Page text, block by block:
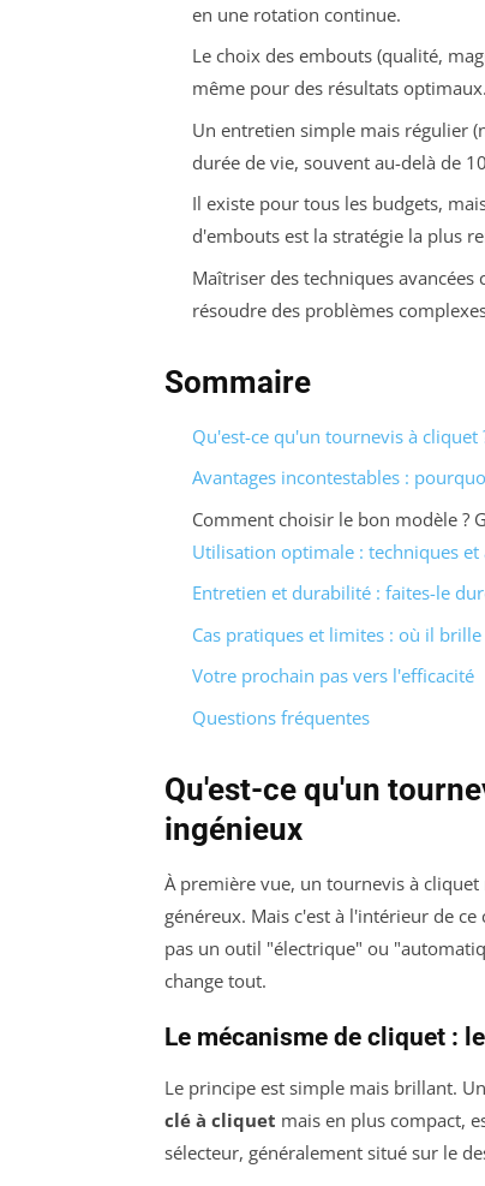
en une rotation continue.
Le choix des embouts (qualité,
même pour des résultats optimaux.
Un entretien simple mais régulier
durée de vie, souvent au-delà de
Il existe pour tous les budgets,
d'embouts est la stratégie la plus
Maîtriser des techniques
résoudre des problèmes
Sommaire
Qu'est-ce qu'un tournevis à
Avantages incontestables :
Comment choisir le bon modèle ?
Utilisation optimale : techniques et
Entretien et durabilité : faites-le
Cas pratiques et limites : où il
Votre prochain pas vers l'efficacité
Questions fréquentes
Qu'est-ce qu'un
ingénieux
À première vue, un tournevis à
généreux. Mais c'est à l'intérieur de
pas un outil "électrique" ou
change tout.
Le mécanisme de cliquet :
Le principe est simple mais brillant.
clé à cliquet mais en plus compact,
sélecteur, généralement situé sur le